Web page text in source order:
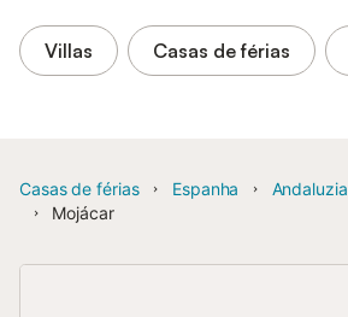
Villas Casas de férias
Casas de férias Espanha Andaluzia
Mojácar